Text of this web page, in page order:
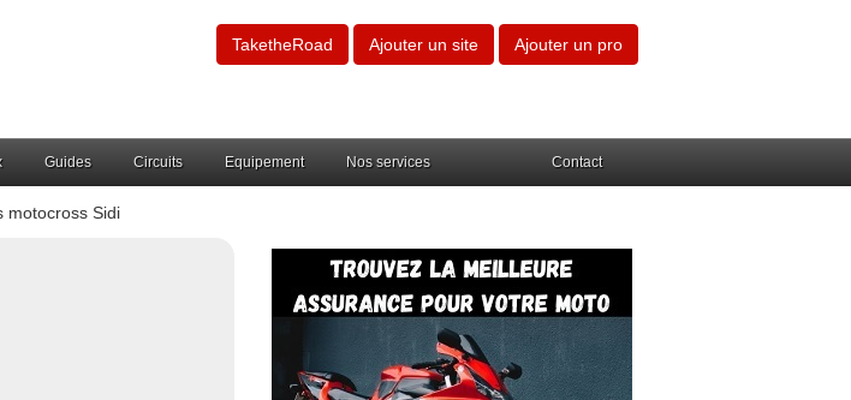
TaketheRoad Ajouter un site Ajouter un pro
Guides Circuits Equipement Nos services Contact
motocross Sidi